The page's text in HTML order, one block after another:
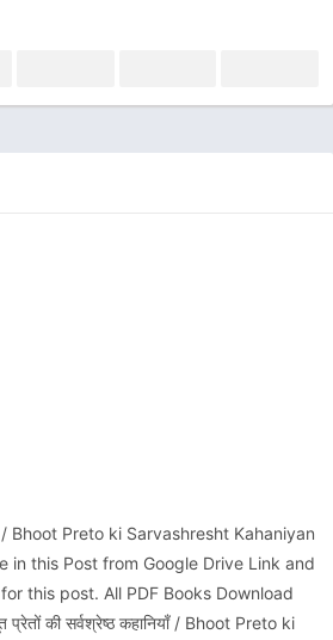
/ Bhoot Preto ki Sarvashresht Kahaniyan
in this Post from Google Drive Link and
this post. All PDF Books Download
की सर्वश्रेष्ठ कहानियाँ / Bhoot Preto ki